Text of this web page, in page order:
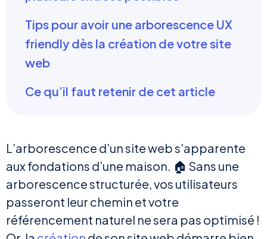
Tips pour avoir une arborescence UX
friendly dès la création de votre site
web
Ce qu’il faut retenir de cet article
L’arborescence d’un site web s’apparente
aux fondations d’une maison. 🏠 Sans une
arborescence structurée, vos utilisateurs
passeront leur chemin et votre
référencement naturel ne sera pas optimisé !